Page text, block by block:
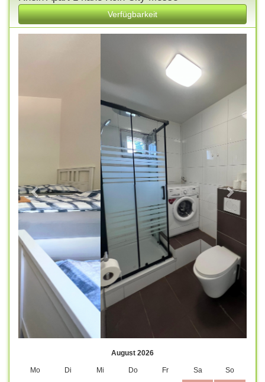
Verfügbarkeit
August 2026
Mo Di Mi Do Fr Sa So